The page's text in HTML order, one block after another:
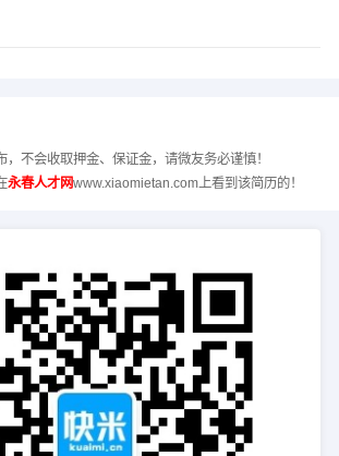
，不会收取押金、保证金，请微友务必谨慎！
永春人才网www.xiaomietan.com上看到该简历的！